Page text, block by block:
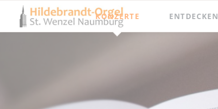
KONZERTE
Festival Hildebrandt-Tage
ENTDECKEN